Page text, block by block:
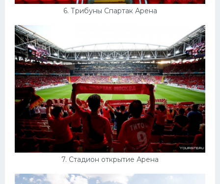
6. Трибуны Спартак Арена
7. Стадион открытие Арена